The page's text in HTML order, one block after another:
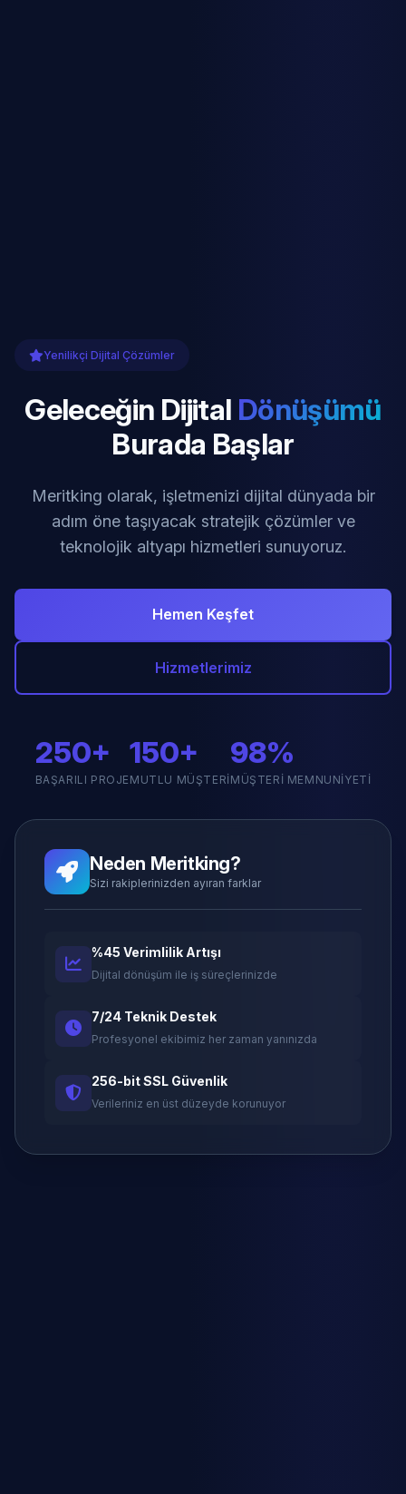
Yenilikçi Dijital Çözümler
Geleceğin Dijital Dönüşümü
Burada Başlar
Meritking olarak, işletmenizi dijital dünyada bir
adım öne taşıyacak stratejik çözümler ve
teknolojik altyapı hizmetleri sunuyoruz.
Hemen Keşfet
Hizmetlerimiz
250+
BAŞARILI PROJE
150+
MUTLU MÜŞTERI
98%
MÜŞTERI MEMNUNIYETI
Neden Meritking?
Sizi rakiplerinizden ayıran farklar
%45 Verimlilik Artışı
Dijital dönüşüm ile iş süreçlerinizde
7/24 Teknik Destek
Profesyonel ekibimiz her zaman yanınızda
256-bit SSL Güvenlik
Verileriniz en üst düzeyde korunuyor